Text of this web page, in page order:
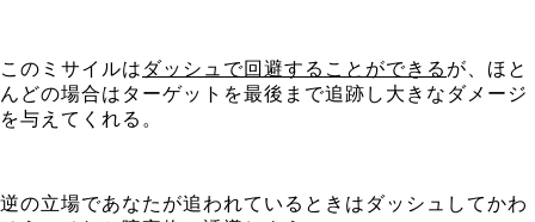
このミサイルは ダッシュで回避することができる が、ほと
んどの場合はターゲットを最後まで追跡し大きなダメージ
を与えてくれる。
逆の立場であなたが追われているときはダッシュしてかわ